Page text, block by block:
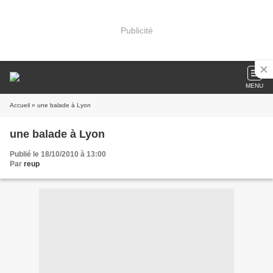
Publicité
MENU
Accueil » une balade à Lyon
une balade à Lyon
Publié le 18/10/2010 à 13:00
Par reup